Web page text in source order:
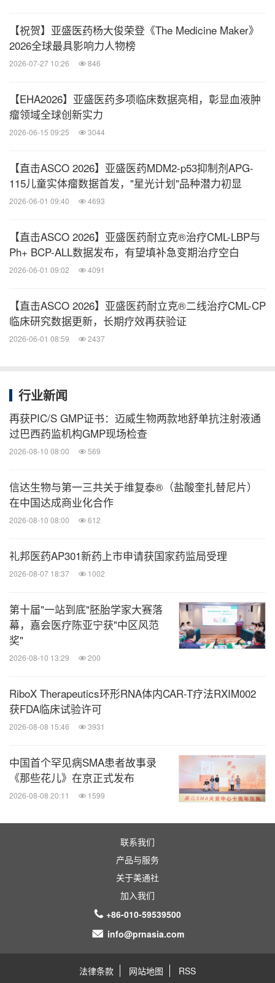
公司核心品种耐立克®是中国首个获批上市的第三代
BCR-ABL抑制剂，已获批用于治疗伴有T315I突变的
（CML-AP）患者，以及对一代和二代TKI耐药和/或
不耐受的CML-CP成年患者。该药物所有获批适应症
前，亚盛医药正在开展耐立克®三项全球注册III期临
床研究，分别为：获美国FDA和欧洲EMA许可的评估
®
血病（Ph+ ALL）患者POLARIS-1研究；获美国FDA
和欧洲EMA许可的评估耐立克®治疗经治CML-CP成
年患者的POLARIS-2研究；评估耐立克
公司另一重磅品种利生妥 ®
至少接受过一种包括布鲁顿酪氨酸激酶（BTK）抑制
剂在内的系统治疗的成人慢性淋巴细胞白血病/小淋
巴细胞淋巴瘤（CLL/SLL）患者。目前，亚盛医药正
在开展利生妥
®四项全球注册III期临床研究，分别
BTK抑制剂治疗既往接受BTK抑制剂治疗超过12个月
且应答不佳的CLL/SLL患者的GLORA研究；评估利
评估利生妥®一线治疗新诊断老年或不耐受的AML患
者的GLORA-3研究；以及获美国FDA和欧洲EMA许
一线治疗新诊断中高危MDS患者的
GLORA-4研究。
凭借强大的研发能力，亚盛医药已在全球范围内进行
瑞、信达等众多领先的生物制药公司达成全球合作，
同时与丹娜法伯癌症研究院、梅奥医学中心、美国国
关系。如需了解更多信息，请访问 https://ascentage.
com/
本新闻稿包含根据美国《1995年私人证券诉讼改革法
案》，以及经修订的《1933年证券法》第27A条和
《1934年证券交易法》第21E条所界定的前瞻性陈
述。除历史事实陈述外，本新闻稿中的所有内容均可
能构成前瞻性陈述，包括亚盛医药对未来事件、经营
成果或财务状况所发表的意见、预期、信念、计划、
目标、假设或预测。
【祝贺】亚盛医药杨大俊荣登《The Medicine Maker》
2026全球最具影响力人物榜
2026-07-27 10:26 846
【EHA2026】亚盛医药多项临床数据亮相，彰显血液肿
瘤领域全球创新实力
2026-06-15 09:25 3044
【直击ASCO 2026】亚盛医药MDM2-p53抑制剂APG-
115儿童实体瘤数据首发，"星光计划"品种潜力初显
2026-06-01 09:40 4693
【直击ASCO 2026】亚盛医药耐立克®治疗CML-LBP与
Ph+ BCP-ALL数据发布，有望填补急变期治疗空白
2026-06-01 09:02 4091
【直击ASCO 2026】亚盛医药耐立克®二线治疗CML-CP
临床研究数据更新，长期疗效再获验证
2026-06-01 08:59 2437
行业新闻
再获PIC/S GMP证书：迈威生物两款地舒单抗注射液通
过巴西药监机构GMP现场检查
2026-08-10 08:00 569
信达生物与第一三共关于维复泰®（盐酸奎扎替尼片）
在中国达成商业化合作
2026-08-10 08:00 612
礼邦医药AP301新药上市申请获国家药监局受理
2026-08-07 18:37 1002
第十届"一站到底"胚胎学家大赛落
幕，嘉会医疗陈亚宁获"中区风范
奖"
2026-08-10 13:29 200
RiboX Therapeutics环形RNA体内CAR-T疗法RXIM002
获FDA临床试验许可
2026-08-08 15:46 3931
中国首个罕见病SMA患者故事录
《那些花儿》在京正式发布
2026-08-08 20:11 1599
联系我们
产品与服务
关于美通社
加入我们
+86-010-59539500
info@prnasia.com
法律条款 网站地图 RSS